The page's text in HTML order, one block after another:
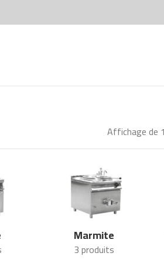
Affichage de
Marmite
3 produits